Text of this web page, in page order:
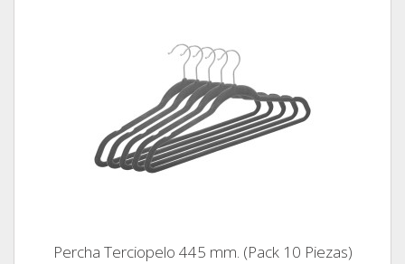
Percha Terciopelo 445 mm. (Pack 10 Piezas)